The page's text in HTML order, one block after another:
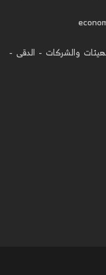
والشركات - الدقى -